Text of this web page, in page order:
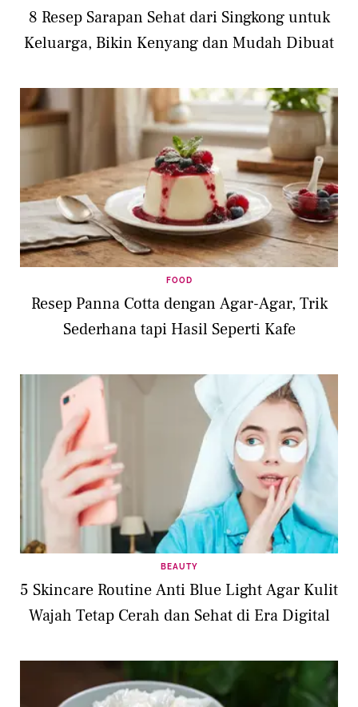
8 Resep Sarapan Sehat dari Singkong untuk
Keluarga, Bikin Kenyang dan Mudah Dibuat
FOOD
Resep Panna Cotta dengan Agar-Agar, Trik
Sederhana tapi Hasil Seperti Kafe
BEAUTY
5 Skincare Routine Anti Blue Light Agar Kulit
Wajah Tetap Cerah dan Sehat di Era Digital